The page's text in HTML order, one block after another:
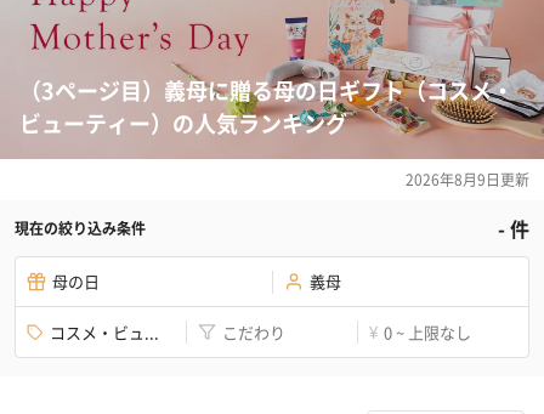
（3ページ目）義母に贈る母の日ギフト（コスメ・
ビューティー）の人気ランキング
2026年8月9日更新
現在の絞り込み条件 -件
母の日 義母
コスメ・ビュ... こだわり ¥ 0 ~ 上限なし